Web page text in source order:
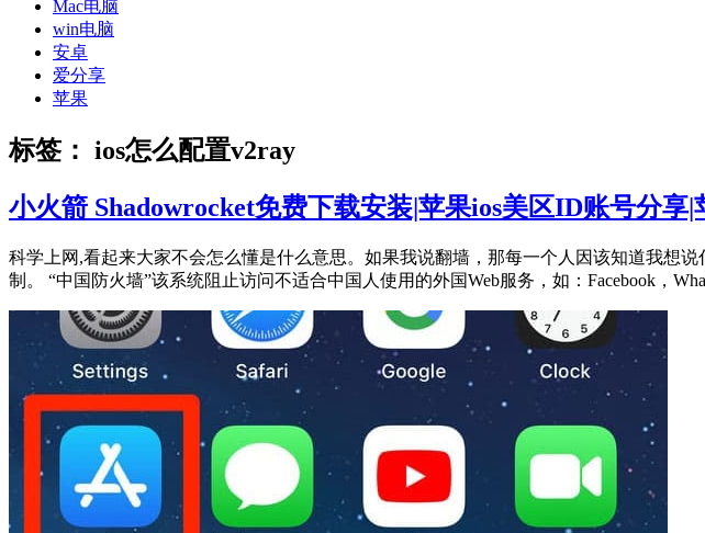
Mac电脑
win电脑
安卓
爱分享
苹果
标签： ios怎么配置v2ray
小火箭 Shadowrocket免费下载安装|苹果ios美区ID账号分享|
科学上网,看起来大家不会怎么懂是什么意思。如果我说翻墙，那每一个人因该知道我想
制。 “中国防火墙”该系统阻止访问不适合中国人使用的外国Web服务，如：Facebook，